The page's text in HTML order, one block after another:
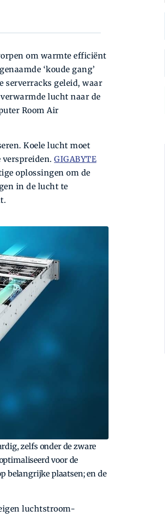
om warmte efficiënt
‘koude gang’
serverracks geleid, waar
lucht naar de
Room Air
Koele lucht moet
GIGABYTE
oplossingen om de
in de lucht te
zelfs onder de zware
voor de
belangrijke plaatsen; en de
luchtstroom-